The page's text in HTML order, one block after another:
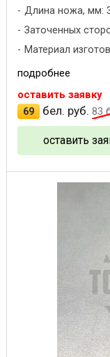
Длина ножа, мм:
Заточенных
Материал
подробнее
оставить заявку
69
бел. руб. 83
оставить